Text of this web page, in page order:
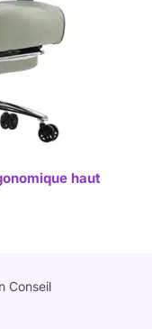
haut
Conseil